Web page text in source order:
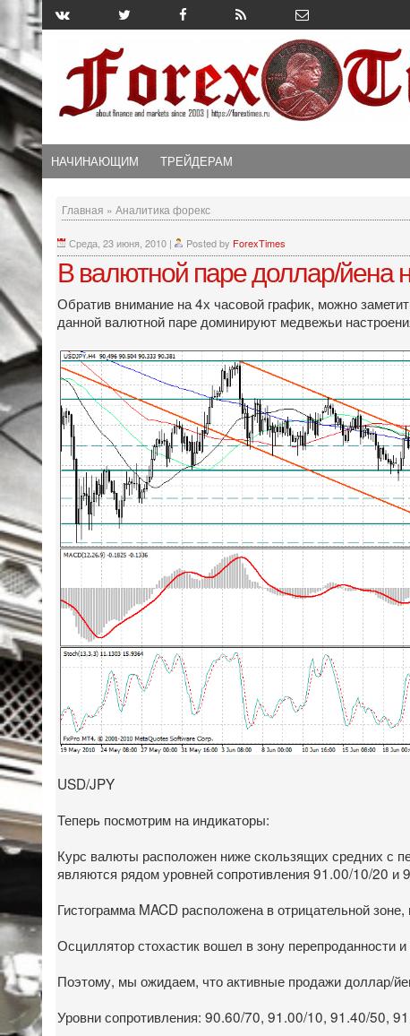
НАЧИНАЮЩИМ ТРЕЙДЕРАМ
Главная » Аналитика форекс
Среда, 23 июня, 2010 | Posted by ForexTimes
В валютной паре доллар/йена
Обратив внимание на 4х часовой график, можно
данной валютной паре доминируют медвежьи
USD/JPY
Теперь посмотрим на индикаторы:
Курс валюты расположен ниже скользящих средних с
являются рядом уровней сопротивления 91.00/10/20 и
Гистограмма MACD расположена в отрицательной
Осциллятор стохастик вошел в зону перепроданности
Поэтому, мы ожидаем, что активные продажи доллар/
Уровни сопротивления: 90.60/70, 91.00/10, 91.40/50,